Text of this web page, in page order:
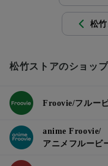
松
松竹ストアのショップ
Froovie/フルー
anime Froovie/
アニメフルービ